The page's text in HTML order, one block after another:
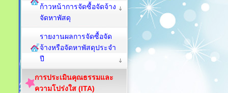
ก้าวหน้าการจัดซื้อจัดจ้าง
จัดหาพัสดุ
รายงานผลการจัดซื้อจัด
จ้างหรือจัดหาพัสดุประจำ
ปี
การประเมินคุณธรรมและ
ความโปร่งใส (ITA)